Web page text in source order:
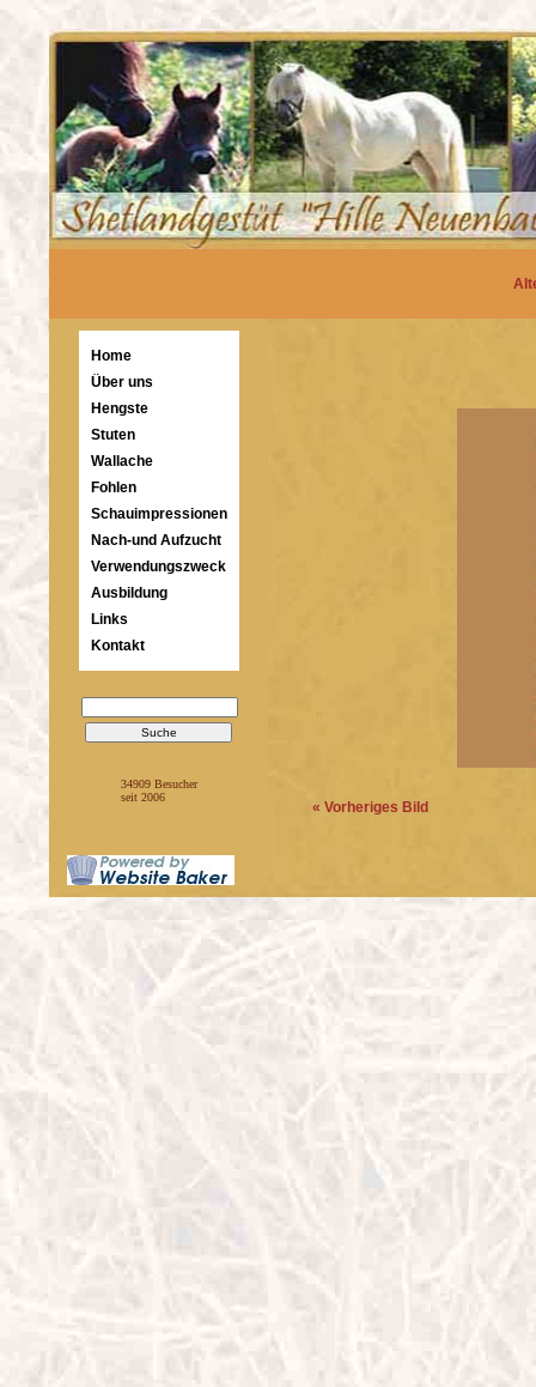
Home
Über uns
Hengste
Stuten
Wallache
Fohlen
Schauimpressionen
Nach-und Aufzucht
Verwendungszweck
Ausbildung
Links
Kontakt
34909 Besucher
seit 2006
« Vorheriges Bild